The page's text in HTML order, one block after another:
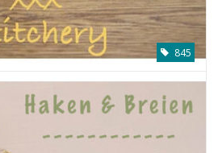
845